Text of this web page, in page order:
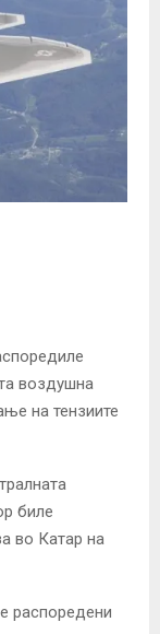
воздушна
на тензиите
биле
во Катар на
распоредени